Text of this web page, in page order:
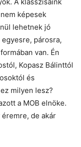
képesek
lehetnek jó
párosra,
van. Én
Kopasz Bálinttól
és
milyen lesz?
a MOB elnöke.
de akár